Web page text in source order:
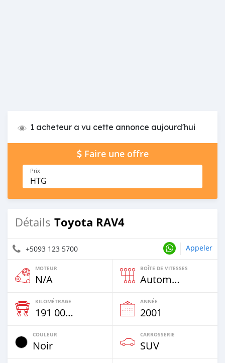
1 acheteur a vu cette annonce aujourd'hui
Faire une offre
Prix
HTG
Détails Toyota RAV4
+5093 123 5700 Appeler
MOTEUR
N/A
BOÎTE DE VITESSES
Automatique
KILOMÉTRAGE
191 000 Km
ANNÉE
2001
COULEUR
Noir
CARROSSERIE
SUV